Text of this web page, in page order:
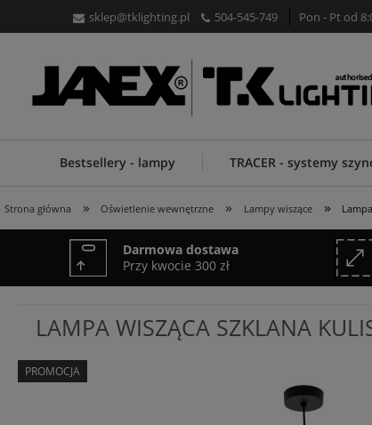
sklep@tklighting.pl 504-545-749 Pon - Pt od
Bestsellery - lampy TRACER - systemy
Strona główna » Oświetlenie wewnętrzne » Lampy wiszące »
Darmowa dostawa
Przy kwocie 300 zł
LAMPA WISZĄCA SZKLANA
PROMOCJA